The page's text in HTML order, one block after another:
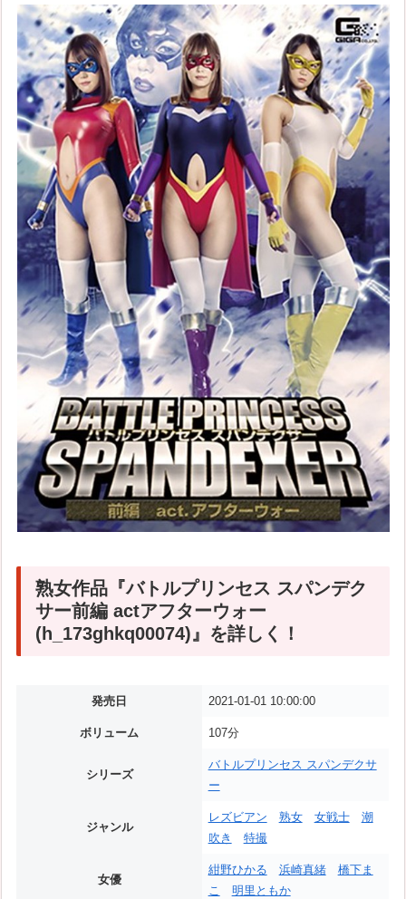
熟女作品『バトルプリンセス スパンデク
サー前編 actアフターウォー
(h_173ghkq00074)』を詳しく！
発売日 2021-01-01 10:00:00
ボリューム 107分
シリーズ
バトルプリンセス スパンデクサ
ー
ジャンル
レズビアン 熟女 女戦士
潮
吹き
特撮
女優
紺野ひかる 浜崎真緒
橋下ま
こ
明里ともか